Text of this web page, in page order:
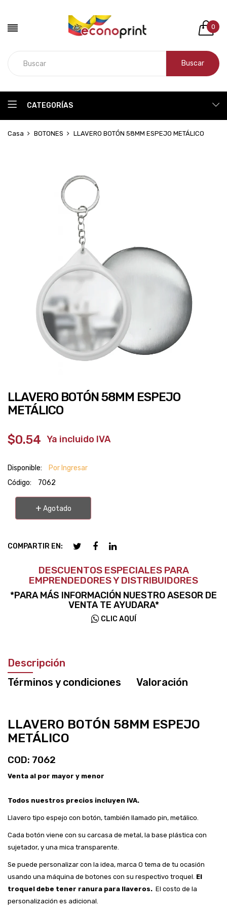
0
Buscar
CATEGORÍAS
Casa BOTONES LLAVERO BOTÓN 58MM ESPEJO METÁLICO
LLAVERO BOTÓN 58MM ESPEJO
METÁLICO
$0.54 ‎ ‎ ‎ Ya incluido IVA
Disponible:
Por Ingresar
Código:
7062
+ Agotado
COMPARTIR EN:
DESCUENTOS ESPECIALES PARA
EMPRENDEDORES Y DISTRIBUIDORES
*PARA MÁS INFORMACIÓN NUESTRO ASESOR DE
VENTA TE AYUDARA*
CLIC AQUÍ
Descripción
Términos y condiciones
Valoración
LLAVERO BOTÓN 58MM ESPEJO
METÁLICO
COD: 7062
Venta al por mayor y menor
Todos nuestros precios incluyen IVA.
Llavero tipo espejo con botón, también llamado pin, metálico.
Cada botón viene con su carcasa de metal, la base plástica con
sujetador, y una mica transparente.
Se puede personalizar con la idea, marca O tema de tu ocasión
usando una máquina de botones con su respectivo troquel. El
troquel debe tener ranura para llaveros. El costo de la
personalización es adicional.